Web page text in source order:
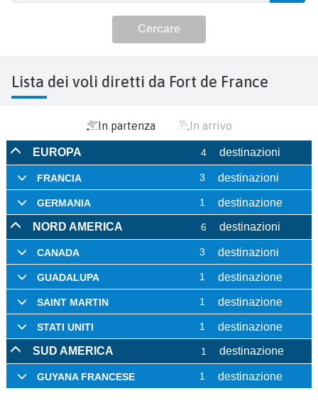
Lista dei voli diretti da Fort de France
In partenza In arrivo